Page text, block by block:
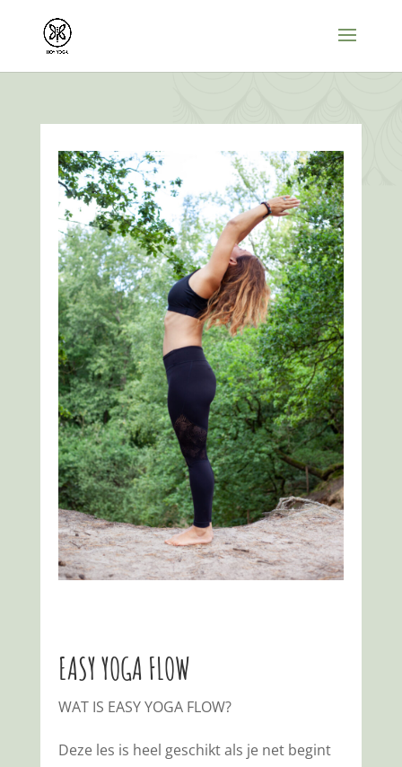
EASY YOGA FLOW
WAT IS EASY YOGA FLOW?
Deze les is heel geschikt als je net begint